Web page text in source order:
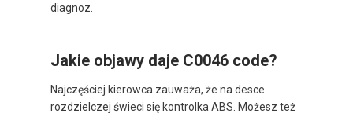
diagnoz.
Jakie objawy daje C0046 code?
Najczęściej kierowca zauważa, że na desce
rozdzielczej świeci się kontrolka ABS. Możesz też